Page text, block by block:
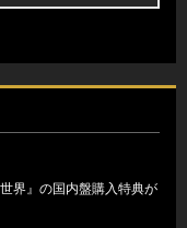
界』の国内盤購入特典が